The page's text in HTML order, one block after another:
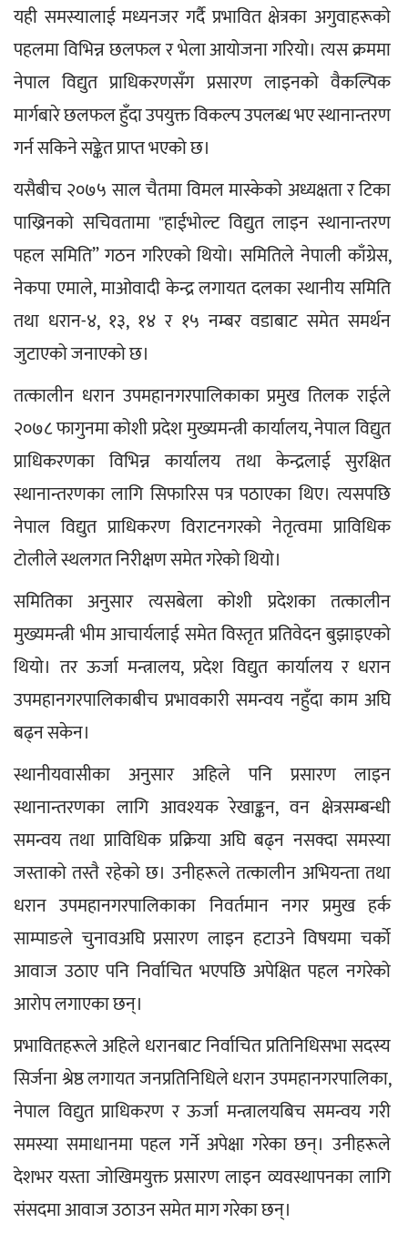
यही समस्यालाई मध्यनजर गर्दै प्रभावित क्षेत्रका अगुवाहरूको
पहलमा विभिन्न छलफल र भेला आयोजना गरियो। त्यस क्रममा
नेपाल विद्युत प्राधिकरणसँग प्रसारण लाइनको वैकल्पिक
मार्गबारे छलफल हुँदा उपयुक्त विकल्प उपलब्ध भए स्थानान्तरण
गर्न सकिने सङ्केत प्राप्त भएको छ।
यसैबीच २०७५ साल चैतमा विमल मास्केको अध्यक्षता र टिका
पाख्रिनको सचिवतामा "हाईभोल्ट विद्युत लाइन स्थानान्तरण
पहल समिति” गठन गरिएको थियो। समितिले नेपाली काँग्रेस,
नेकपा एमाले, माओवादी केन्द्र लगायत दलका स्थानीय समिति
तथा धरान-४, १३, १४ र १५ नम्बर वडाबाट समेत समर्थन
जुटाएको जनाएको छ।
तत्कालीन धरान उपमहानगरपालिकाका प्रमुख तिलक राईले
२०७८ फागुनमा कोशी प्रदेश मुख्यमन्त्री कार्यालय, नेपाल विद्युत
प्राधिकरणका विभिन्न कार्यालय तथा केन्द्रलाई सुरक्षित
स्थानान्तरणका लागि सिफारिस पत्र पठाएका थिए। त्यसपछि
नेपाल विद्युत प्राधिकरण विराटनगरको नेतृत्वमा प्राविधिक
टोलीले स्थलगत निरीक्षण समेत गरेको थियो।
समितिका अनुसार त्यसबेला कोशी प्रदेशका तत्कालीन
मुख्यमन्त्री भीम आचार्यलाई समेत विस्तृत प्रतिवेदन बुझाइएको
थियो। तर ऊर्जा मन्त्रालय, प्रदेश विद्युत कार्यालय र धरान
उपमहानगरपालिकाबीच प्रभावकारी समन्वय नहुँदा काम अघि
बढ्न सकेन।
स्थानीयवासीका अनुसार अहिले पनि प्रसारण लाइन
स्थानान्तरणका लागि आवश्यक रेखाङ्कन, वन क्षेत्रसम्बन्धी
समन्वय तथा प्राविधिक प्रक्रिया अघि बढ्न नसक्दा समस्या
जस्ताको तस्तै रहेको छ। उनीहरूले तत्कालीन अभियन्ता तथा
धरान उपमहानगरपालिकाका निवर्तमान नगर प्रमुख हर्क
साम्पाङले चुनावअघि प्रसारण लाइन हटाउने विषयमा चर्को
आवाज उठाए पनि निर्वाचित भएपछि अपेक्षित पहल नगरेको
आरोप लगाएका छन्।
प्रभावितहरूले अहिले धरानबाट निर्वाचित प्रतिनिधिसभा सदस्य
सिर्जना श्रेष्ठ लगायत जनप्रतिनिधिले धरान उपमहानगरपालिका,
नेपाल विद्युत प्राधिकरण र ऊर्जा मन्त्रालयबिच समन्वय गरी
समस्या समाधानमा पहल गर्ने अपेक्षा गरेका छन्। उनीहरूले
देशभर यस्ता जोखिमयुक्त प्रसारण लाइन व्यवस्थापनका लागि
संसदमा आवाज उठाउन समेत माग गरेका छन्।